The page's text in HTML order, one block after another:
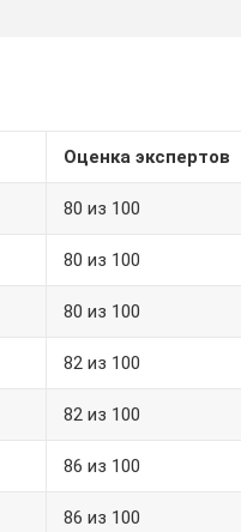
Оценка экспертов
80 из 100
80 из 100
80 из 100
82 из 100
82 из 100
86 из 100
86 из 100